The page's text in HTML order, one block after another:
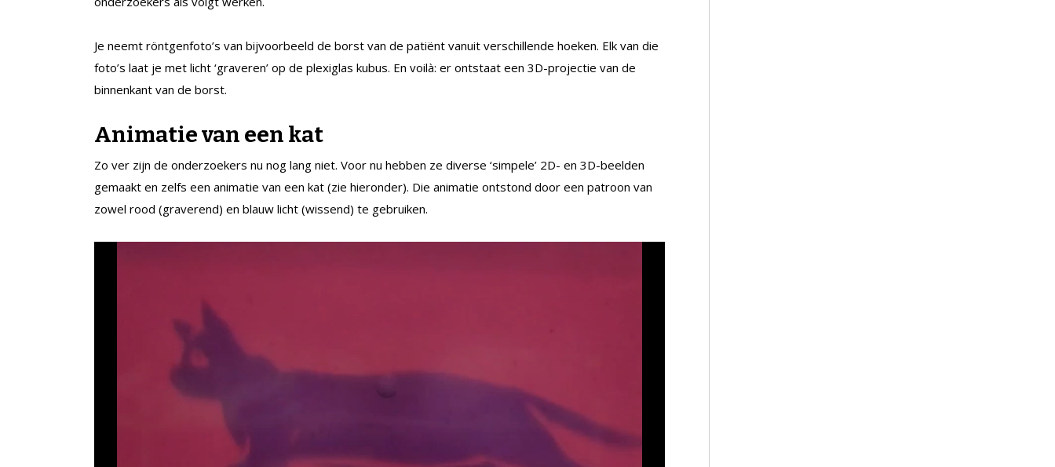
Je neemt röntgenfoto’s van bijvoorbeeld de borst van de patiënt vanuit verschillende hoeken. Elk van die
foto’s laat je met licht ‘graveren’ op de plexiglas kubus. En voilà: er ontstaat een 3D-projectie van de
binnenkant van de borst.
Animatie van een kat
Zo ver zijn de onderzoekers nu nog lang niet. Voor nu hebben ze diverse ‘simpele’ 2D- en 3D-beelden
gemaakt en zelfs een animatie van een kat (zie hieronder). Die animatie ontstond door een patroon van
zowel rood (graverend) en blauw licht (wissend) te gebruiken.